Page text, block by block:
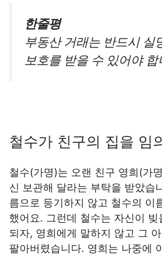
한줄평
부동산 거래는 반드시 실
보호를 받을 수 있어야 합
철수가 친구의 집을 임
철수(가명)는 오랜 친구 영희(가
신 보관해 달라는 부탁을 받았습
름으로 등기하지 않고 철수의 이
했어요. 그런데 철수는 자신이
되자, 영희에게 말하지 않고 그
팔아버렸습니다. 영희는 나중에